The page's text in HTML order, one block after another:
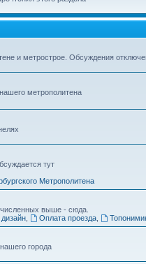
и метрострое. Обсуждения
метрополитена
тут
Метрополитена
выше - сюда.
, Оплата проезда,
города